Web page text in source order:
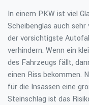
In einem PKW ist viel
Scheibenglas auch
der vorsichtigste
verhindern. Wenn ein
des Fahrzeugs fällt,
einen Riss bekommen.
für die Insassen eine
Steinschlag ist das